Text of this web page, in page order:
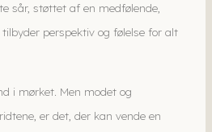
sår, støttet af en medfølende,
perspektiv og følelse for alt
i mørket. Men modet og
er det, der kan vende en